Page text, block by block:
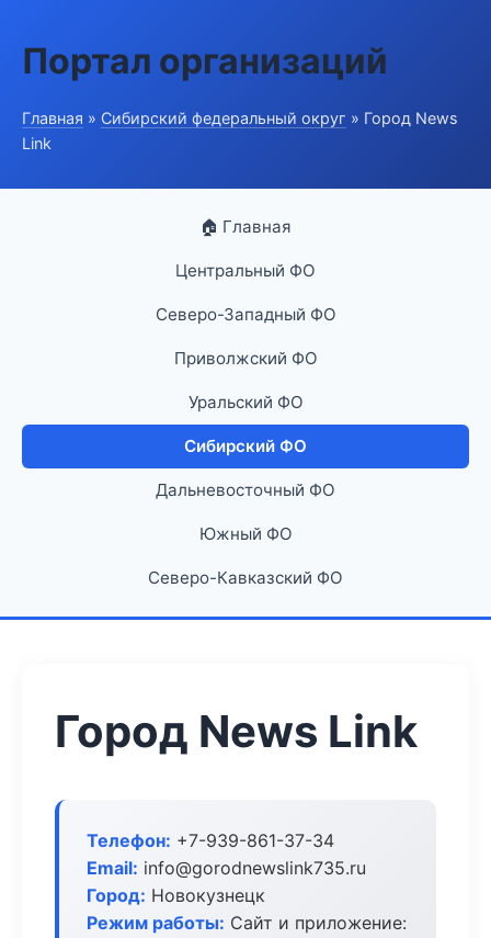
Портал организаций
Главная » Сибирский федеральный округ » Город News
Link
🏠 Главная
Центральный ФО
Северо-Западный ФО
Приволжский ФО
Уральский ФО
Сибирский ФО
Дальневосточный ФО
Южный ФО
Северо-Кавказский ФО
Город News Link
Телефон: +7-939-861-37-34
Email: info@gorodnewslink735.ru
Город: Новокузнецк
Режим работы: Сайт и приложение: